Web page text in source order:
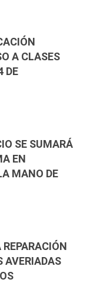
A CLASES
DE
SE SUMARÁ
EN
MANO DE
AVERIADAS